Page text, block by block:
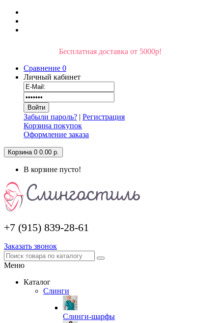
Бесплатная доставка от 5000р!
Сравнение 0
Личный кабинет
Забыли пароль? | Регистрация
Корзина покупок
Оформление заказа
Корзина 0 0.00 р.
В корзине пусто!
+7 (915) 839-28-61
Заказать звонок
Меню
Каталог
Слинги
Слинги-шарфы